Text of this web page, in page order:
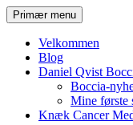
Hop
til
indhold
Daniel Qvist
SøgPrimær menu
Velkommen
Blog
Daniel Qvist
Boccia-
Mine første
Knæk Cancer